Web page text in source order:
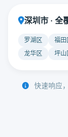
深圳市 · 全
罗湖区 福田
龙华区
坪山
快速响应